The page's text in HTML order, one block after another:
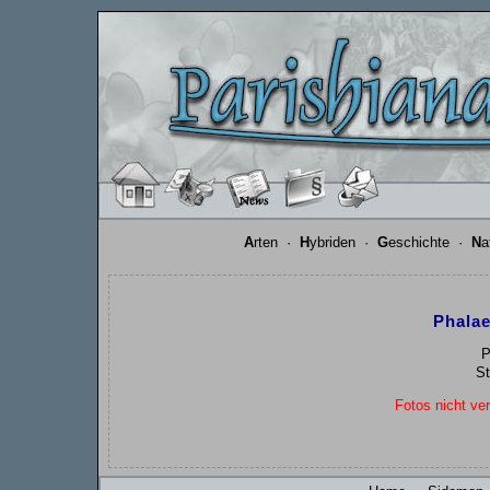
Arten · Hybriden · Geschichte · N
Fotos nicht